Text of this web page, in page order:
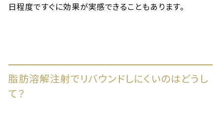
日程度ですぐに効果が実感できることもあります。
脂肪溶解注射でリバウンドしにくいのはどうし
て？